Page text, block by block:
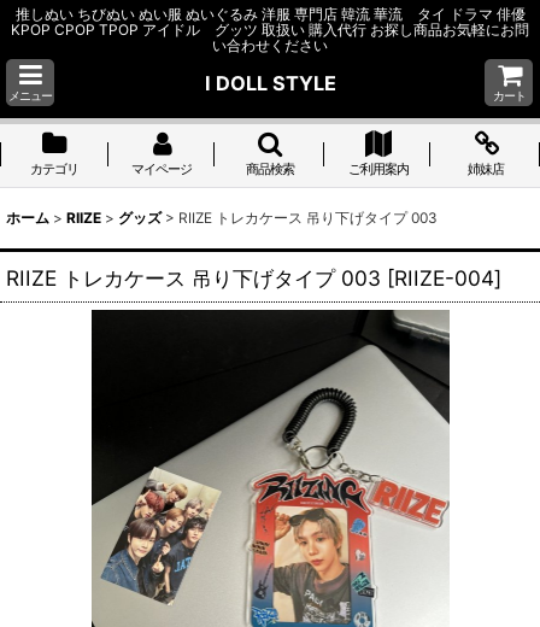
推しぬい ちびぬい ぬい服 ぬいぐるみ 洋服 専門店 韓流 華流 タイ ドラマ 俳優
KPOP CPOP TPOP アイドル グッツ 取扱い 購入代行 お探し商品お気軽にお問
い合わせください
メニュー
I DOLL STYLE
カート
カテゴリ マイページ 商品検索 ご利用案内 姉妹店
ホーム > RIIZE > グッズ > RIIZE トレカケース 吊り下げタイプ 003
RIIZE トレカケース 吊り下げタイプ 003 [RIIZE-004]